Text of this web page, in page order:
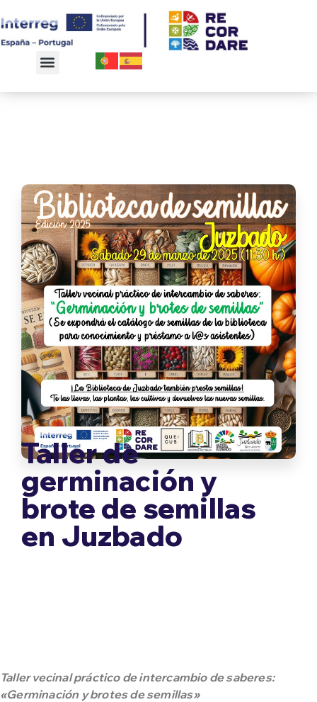
Taller de
germinación y
brote de semillas
en Juzbado
Taller vecinal práctico de intercambio de saberes:
«Germinación y brotes de semillas»